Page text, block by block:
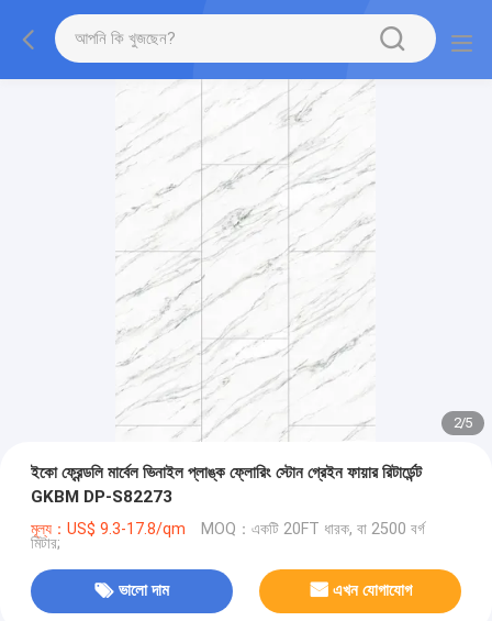
2/5
ইকো ফ্রেন্ডলি মার্বেল ভিনাইল প্লাঙ্ক ফ্লোরিং স্টোন গ্রেইন ফায়ার রিটার্ডেন্ট
GKBM DP-S82273
মূল্য：US$ 9.3-17.8/qm MOQ：একটি 20FT ধারক, বা 2500 বর্গ
মিটার;
ভালো দাম এখন যোগাযোগ